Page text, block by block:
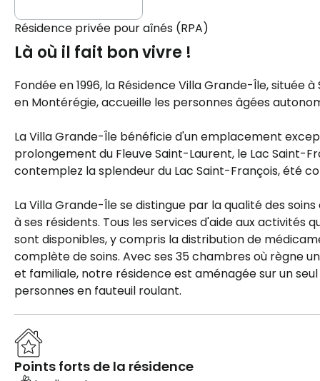
Résidence privée pour aînés (RPA)
Là où il fait bon vivre !
Fondée en 1996, la Résidence Villa Grande-Île, située
en Montérégie, accueille les personnes âgées
La Villa Grande-Île bénéficie d'un emplacement
prolongement du Fleuve Saint-Laurent, le Lac Saint-
contemplez la splendeur du Lac Saint-François, été
La Villa Grande-Île se distingue par la qualité des
à ses résidents. Tous les services d'aide aux activités
sont disponibles, y compris la distribution de
complète de soins. Avec ses 35 chambres où règne
et familiale, notre résidence est aménagée sur un
personnes en fauteuil roulant.
Points forts de la résidence